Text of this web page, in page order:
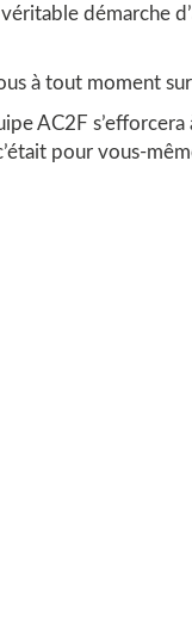
démarche
à tout moment sur
AC2F
pour vous-